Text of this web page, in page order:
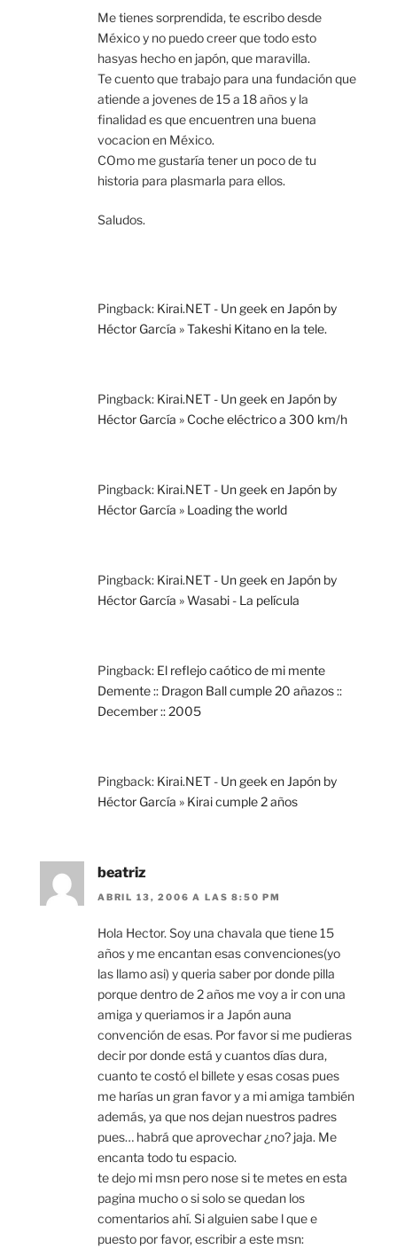
Me tienes sorprendida, te escribo desde
México y no puedo creer que todo esto
hasyas hecho en japón, que maravilla.
Te cuento que trabajo para una fundación que
atiende a jovenes de 15 a 18 años y la
finalidad es que encuentren una buena
vocacion en México.
COmo me gustaría tener un poco de tu
historia para plasmarla para ellos.
Saludos.
Pingback: Kirai.NET - Un geek en Japón by
Héctor García » Takeshi Kitano en la tele.
Pingback: Kirai.NET - Un geek en Japón by
Héctor García » Coche eléctrico a 300 km/h
Pingback: Kirai.NET - Un geek en Japón by
Héctor García » Loading the world
Pingback: Kirai.NET - Un geek en Japón by
Héctor García » Wasabi - La película
Pingback: El reflejo caótico de mi mente
Demente :: Dragon Ball cumple 20 añazos ::
December :: 2005
Pingback: Kirai.NET - Un geek en Japón by
Héctor García » Kirai cumple 2 años
beatriz
ABRIL 13, 2006 A LAS 8:50 PM
Hola Hector. Soy una chavala que tiene 15
años y me encantan esas convenciones(yo
las llamo asi) y queria saber por donde pilla
porque dentro de 2 años me voy a ir con una
amiga y queriamos ir a Japón auna
convención de esas. Por favor si me pudieras
decir por donde está y cuantos días dura,
cuanto te costó el billete y esas cosas pues
me harías un gran favor y a mi amiga también
además, ya que nos dejan nuestros padres
pues… habrá que aprovechar ¿no? jaja. Me
encanta todo tu espacio.
te dejo mi msn pero nose si te metes en esta
pagina mucho o si solo se quedan los
comentarios ahí. Si alguien sabe l que e
puesto por favor, escribir a este msn: